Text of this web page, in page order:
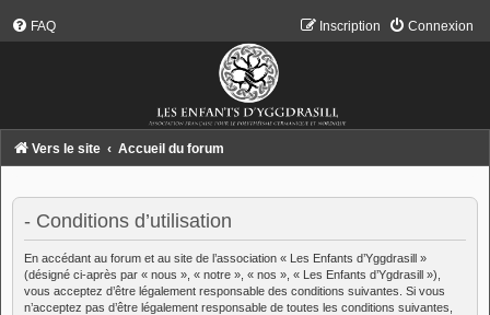
FAQ Connexion
Inscription
Vers le site Accueil du forum
- Conditions d’utilisation
En accédant au forum et au site de l’association « Les Enfants d’Yggdrasill »
(désigné ci-après par « nous », « notre », « nos », « Les Enfants d’Ygdrasill »),
vous acceptez d’être légalement responsable des conditions suivantes. Si vous
n’acceptez pas d’être légalement responsable de toutes les conditions suivantes,